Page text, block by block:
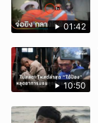
01:42
10:50